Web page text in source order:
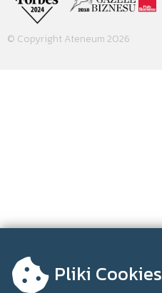
© Copyright Ateneum 2026
Pliki Cookies